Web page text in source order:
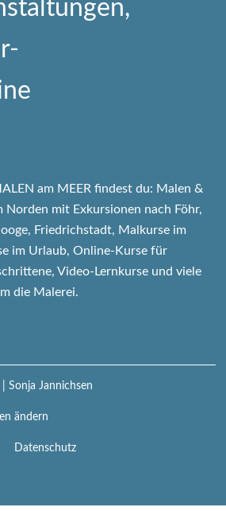
am MEER findest du: Malen &
Norden mit Exkursionen nach Föhr,
Friedrichstadt, Malkurse im
im Urlaub, Online-Kurse für
Video-Lernkurse und viele
die Malerei.
| Sonja Jannichsen
ändern
Datenschutz